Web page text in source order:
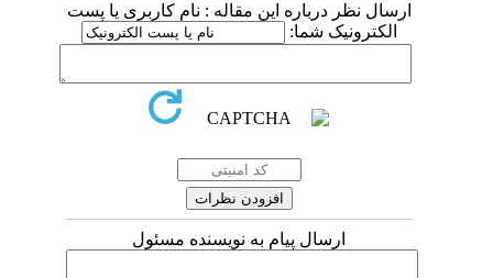
نظر درباره این مقاله : نام کاربری یا پست
شما:
ارسال پیام به نویسنده مسئول